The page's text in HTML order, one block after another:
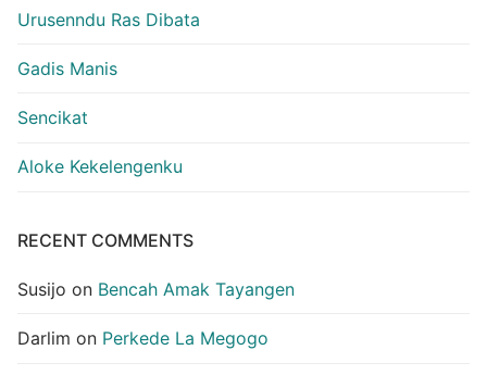
Urusenndu Ras Dibata
Gadis Manis
Sencikat
Aloke Kekelengenku
RECENT COMMENTS
Susijo on Bencah Amak Tayangen
Darlim on Perkede La Megogo